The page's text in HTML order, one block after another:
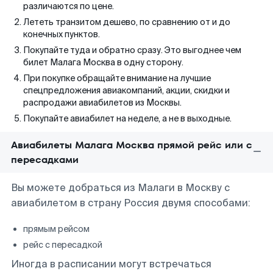
различаются по цене.
Лететь транзитом дешево, по сравнению от и до
конечных пунктов.
Покупайте туда и обратно сразу. Это выгоднее чем
билет Малага Москва в одну сторону.
При покупке обращайте внимание на лучшие
спецпредложения авиакомпаний, акции, скидки и
распродажи авиабилетов из Москвы.
Покупайте авиабилет на неделе, а не в выходные.
Авиабилеты Малага Москва прямой рейс или с
пересадками
Вы можете добраться из Малаги в Москву с
авиабилетом в страну Россия двумя способами:
прямым рейсом
рейс с пересадкой
Иногда в расписании могут встречаться